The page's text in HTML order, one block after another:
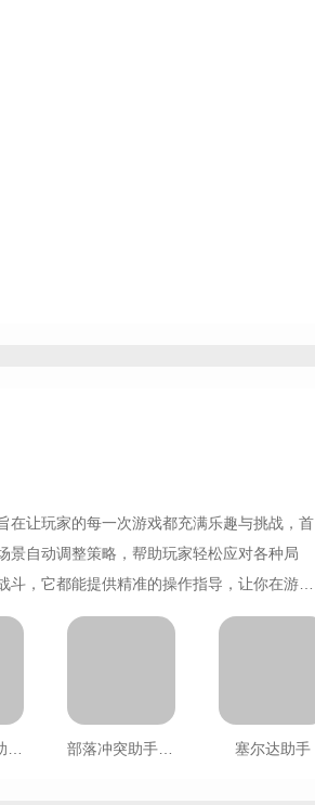
在让玩家的每一次游戏都充满乐趣与挑战，首
景自动调整策略，帮助玩家轻松应对各种局
，它都能提供精准的操作指导，让你在游戏
让玩家能够直观了解自己的游戏表现。通过对
塞尔达助手